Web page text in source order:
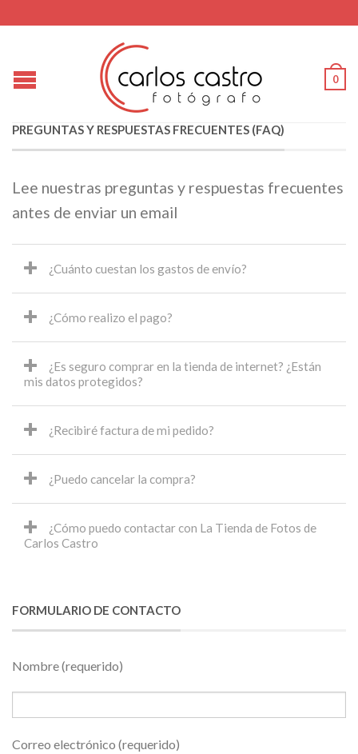
0
PREGUNTAS Y RESPUESTAS FRECUENTES (FAQ)
Lee nuestras preguntas y respuestas frecuentes
antes de enviar un email
¿Cuánto cuestan los gastos de envío?
¿Cómo realizo el pago?
¿Es seguro comprar en la tienda de internet? ¿Están
mis datos protegidos?
¿Recibiré factura de mi pedido?
¿Puedo cancelar la compra?
¿Cómo puedo contactar con La Tienda de Fotos de
Carlos Castro
FORMULARIO DE CONTACTO
Nombre (requerido)
Correo electrónico (requerido)